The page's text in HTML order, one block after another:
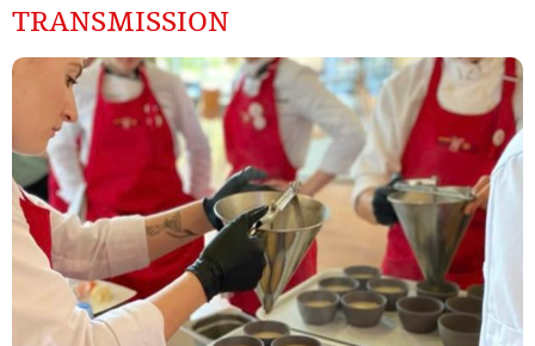
TRANSMISSION